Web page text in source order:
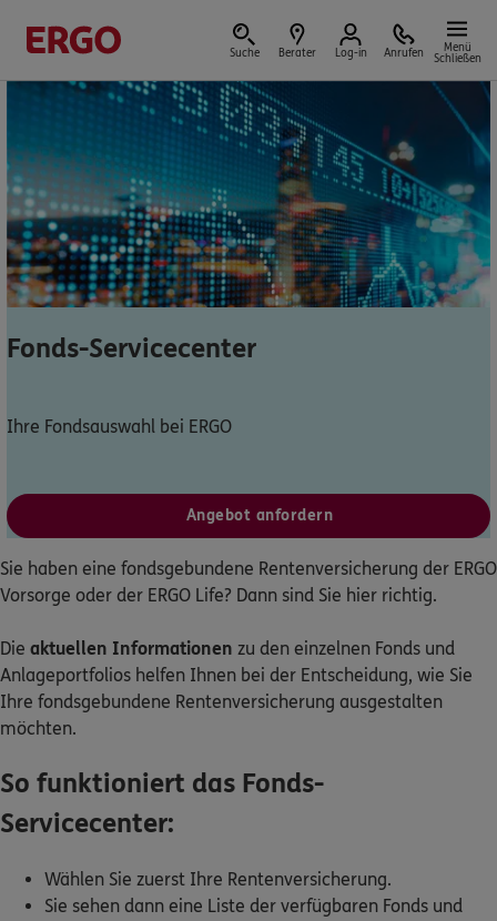
Suche Berater Log-in Anrufen
Menü
Schließen
Versicherungen & Finanzen
Reform der privaten Altersvorsorge
Nicht sicher, was Sie benötigen?
Dann lassen Sie sich helfen.
Service
Meine Versicherungen
dem ERGO Rechtsschutz und der DKV.
Fonds-Servicecenter
Ihre Fondsauswahl bei ERGO
Angebot anfordern
Sie haben eine fondsgebundene Rentenversicherung der ERGO
Vorsorge oder der ERGO Life? Dann sind Sie hier richtig.
Die aktuellen Informationen zu den einzelnen Fonds und
Anlageportfolios helfen Ihnen bei der Entscheidung, wie Sie
Ihre fondsgebundene Rentenversicherung ausgestalten
möchten.
So funktioniert das Fonds-
Servicecenter:
Wählen Sie zuerst Ihre Rentenversicherung.
Sie sehen dann eine Liste der verfügbaren Fonds und